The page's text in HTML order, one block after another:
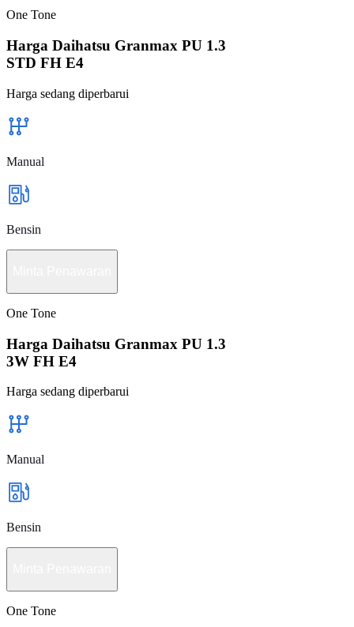
One Tone
Harga Daihatsu Granmax PU 1.3
STD FH E4
Harga sedang diperbarui
Manual
Bensin
One Tone
Harga Daihatsu Granmax PU 1.3
3W FH E4
Harga sedang diperbarui
Manual
Bensin
One Tone